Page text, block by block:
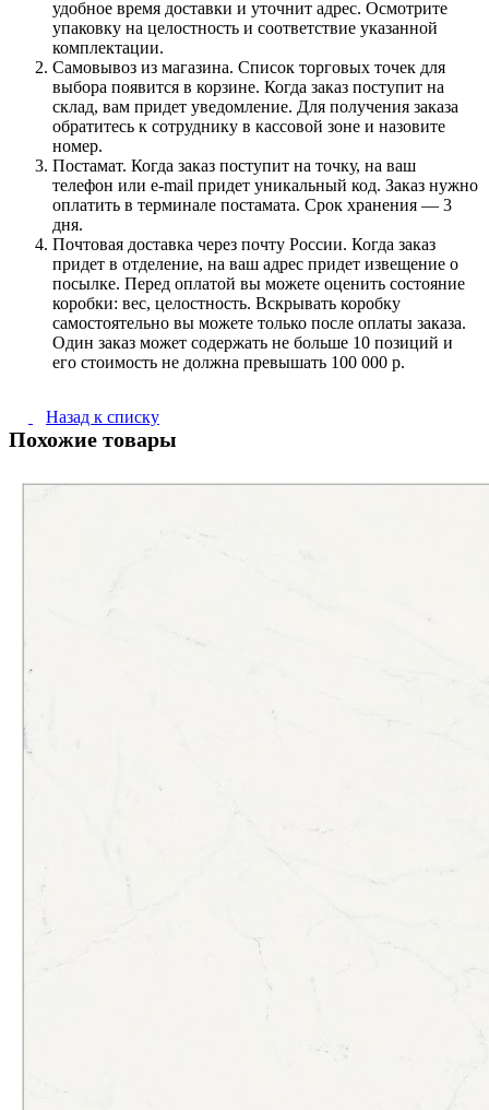
удобное время доставки и уточнит адрес. Осмотрите
упаковку на целостность и соответствие указанной
комплектации.
Самовывоз из магазина. Список торговых точек для
выбора появится в корзине. Когда заказ поступит на
склад, вам придет уведомление. Для получения заказа
обратитесь к сотруднику в кассовой зоне и назовите
номер.
Постамат. Когда заказ поступит на точку, на ваш
телефон или e-mail придет уникальный код. Заказ нужно
оплатить в терминале постамата. Срок хранения — 3
дня.
Почтовая доставка через почту России. Когда заказ
придет в отделение, на ваш адрес придет извещение о
посылке. Перед оплатой вы можете оценить состояние
коробки: вес, целостность. Вскрывать коробку
самостоятельно вы можете только после оплаты заказа.
Один заказ может содержать не больше 10 позиций и
его стоимость не должна превышать 100 000 р.
Назад к списку
Похожие товары